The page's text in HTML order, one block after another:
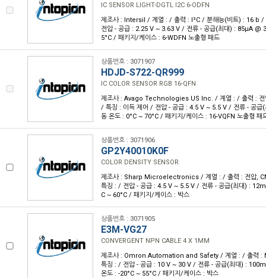
IC SENSOR LIGHT-DGTL I2C 6-ODFN
제조사 : Intersil / 계열 : / 출력 : I²C / 분해능(비트) : 16 b /
전압 - 공급 : 2.25 V ~ 3.63 V / 전류 - 공급(최대) : 85µA @
5°C / 패키지/케이스 : 6-WDFN 노출형 패드
상품번호 : 3071907
HDJD-S722-QR999
IC COLOR SENSOR RGB 16-QFN
제조사 : Avago Technologies US Inc. / 계열 : / 출력 : 전
/ 특징 : 이득 제어 / 전압 - 공급 : 4.5 V ~ 5.5 V / 전류 - 공
동 온도 : 0°C ~ 70°C / 패키지/케이스 : 16-VQFN 노출형 패
상품번호 : 3071906
GP2Y40010K0F
COLOR DENSITY SENSOR
제조사 : Sharp Microelectronics / 계열 : / 출력 : 전압,
특징 : / 전압 - 공급 : 4.5 V ~ 5.5 V / 전류 - 공급(최대) :
C ~ 60°C / 패키지/케이스 : 박스
상품번호 : 3071905
E3M-VG27
CONVERGENT NPN CABLE 4 X 1MM
제조사 : Omron Automation and Safety / 계열 : / 출력 :
특징 : / 전압 - 공급 : 10 V ~ 30 V / 전류 - 공급(최대) :
온도 : -20°C ~ 55°C / 패키지/케이스 : 박스